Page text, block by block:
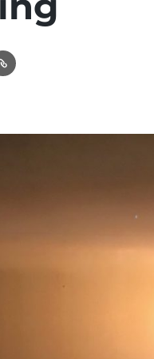
Link